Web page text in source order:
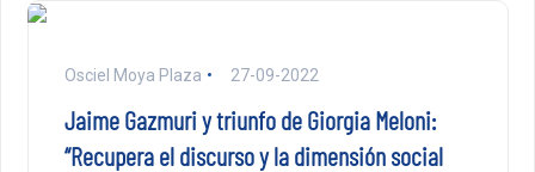
Osciel Moya Plaza 27-09-2022
Jaime Gazmuri y triunfo de Giorgia Meloni:
“Recupera el discurso y la dimensión social